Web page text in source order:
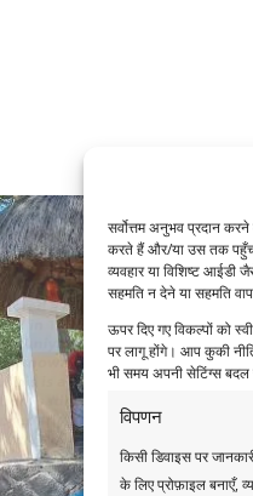
सर्वोत्तम अनुभव प्रदान
करते हैं और/या उस तक पहुँच
व्यवहार या विशिष्ट आईडी
सहमति न देने या सहमति
ऊपर दिए गए विकल्पों को
पर लागू होंगे। आप कुकी
भी समय अपनी सेटिंग्स
विपणन
किसी डिवाइस पर
के लिए प्रोफ़ाइल बनाएँ,